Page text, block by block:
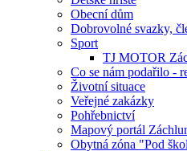
Obecní dům
Dobrovolné svazky,
Sport
TJ MOTOR
Co se nám podařilo -
Životní situace
Veřejné zakázky
Pohřebnictví
Mapový portál
Obytná zóna "Pod